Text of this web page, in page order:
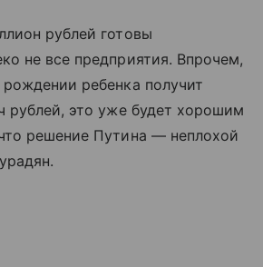
рублей готовы
не все предприятия. Впрочем,
ребенка получит
рублей, это уже будет хорошим
решение Путина — неплохой